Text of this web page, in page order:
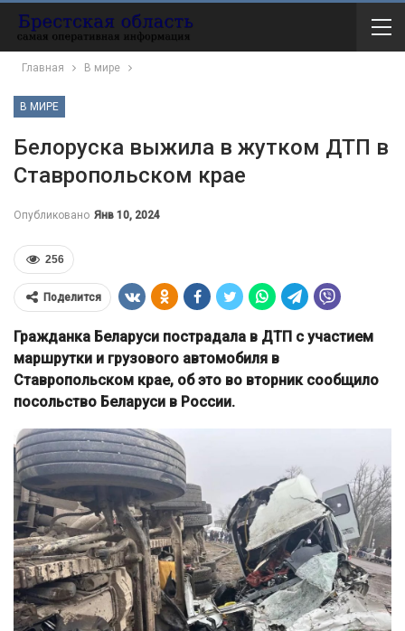
Главная В мире
В МИРЕ
Белоруска выжила в жутком ДТП в
Ставропольском крае
Опубликовано Янв 10, 2024
256
Поделится
Гражданка Беларуси пострадала в ДТП с участием
маршрутки и грузового автомобиля в
Ставропольском крае, об это во вторник сообщило
посольство Беларуси в России.